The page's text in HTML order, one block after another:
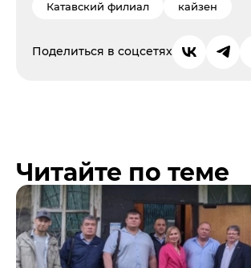
Катавский филиал кайзен
Поделиться в соцсетях
Читайте по теме